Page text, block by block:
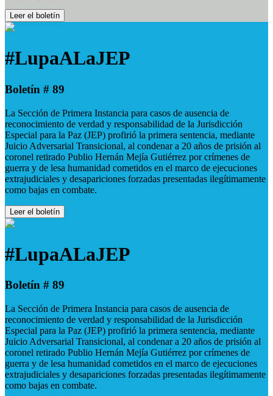
Leer el boletín
#LupaALaJEP
Boletín # 89
La Sección de Primera Instancia para casos de ausencia de
reconocimiento de verdad y responsabilidad de la Jurisdicción
Especial para la Paz (JEP) profirió la primera sentencia, mediante
Juicio Adversarial Transicional, al condenar a 20 años de prisión al
coronel retirado Publio Hernán Mejía Gutiérrez por crímenes de
guerra y de lesa humanidad cometidos en el marco de ejecuciones
extrajudiciales y desapariciones forzadas presentadas ilegítimamente
como bajas en combate.
Leer el boletín
#LupaALaJEP
Boletín # 89
La Sección de Primera Instancia para casos de ausencia de
reconocimiento de verdad y responsabilidad de la Jurisdicción
Especial para la Paz (JEP) profirió la primera sentencia, mediante
Juicio Adversarial Transicional, al condenar a 20 años de prisión al
coronel retirado Publio Hernán Mejía Gutiérrez por crímenes de
guerra y de lesa humanidad cometidos en el marco de ejecuciones
extrajudiciales y desapariciones forzadas presentadas ilegítimamente
como bajas en combate.